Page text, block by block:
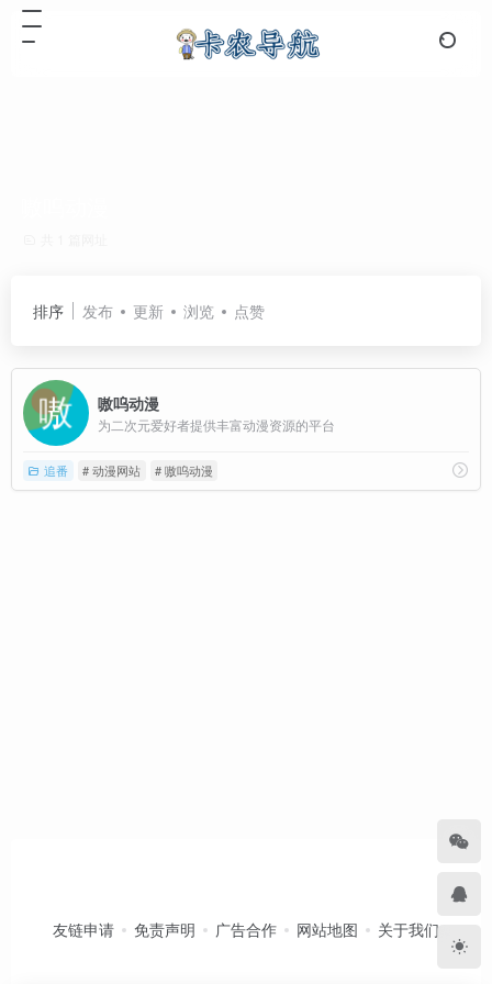
排序 发布 更新 浏览 点赞
嗷呜动漫
为二次元爱好者提供丰富动漫资源的平台
追番 # 动漫网站 # 嗷呜动漫
友链申请 免责声明 广告合作 网站地图 关于我们